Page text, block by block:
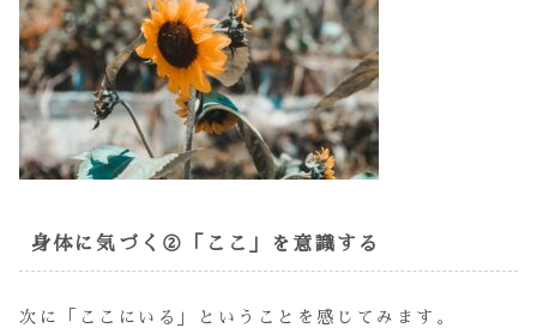
身体に気づく②「ここ」を意識する
次に「ここにいる」ということを感じてみます。